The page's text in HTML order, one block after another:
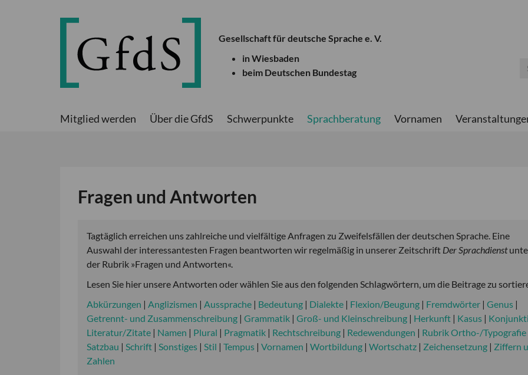
Gesellschaft für deutsche Sprache e. V.
in Wiesbaden
beim Deutschen Bundestag
Mitglied werden Über die GfdS Schwerpunkte Sprachberatung Vornamen
Fragen und Antworten
Tagtäglich erreichen uns zahlreiche und vielfältige Anfragen zu Zweifelsfällen der deutschen Sprache. Eine
Auswahl der interessantesten Fragen beantworten wir regelmäßig in unserer Zeitschrift Der Sprachdienst
der Rubrik »Fragen und Antworten«.
Lesen Sie hier unsere Antworten oder wählen Sie aus den folgenden Schlagwörtern, um die Beitrage zu
Abkürzungen | Anglizismen | Aussprache | Bedeutung | Dialekte | Flexion/Beugung | Fremdwörter | Genus |
Getrennt- und Zusammenschreibung | Grammatik | Groß- und Kleinschreibung | Herkunft | Kasus |
Literatur/Zitate | Namen | Plural | Pragmatik | Rechtschreibung | Redewendungen | Rubrik Ortho-/Typografie
Satzbau | Schrift | Sonstiges | Stil | Tempus | Vornamen | Wortbildung | Wortschatz | Zeichensetzung | Ziffern
Zahlen